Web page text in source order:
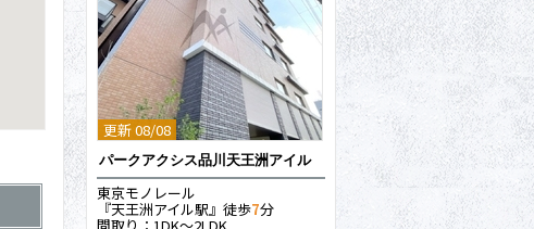
更新 08/08
パークアクシス品川天王洲アイル
東京モノレール
『天王洲アイル駅』徒歩7分